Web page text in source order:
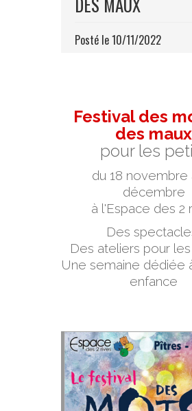
Posté le 10/11/2022
Festival des
des maux
pour les
du 18 novembre
décembre
à l'Espace des 2
Des
Des ateliers pour
Une semaine dédiée
enfance